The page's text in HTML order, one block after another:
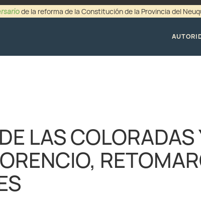
de la reforma de la Constitución de la Provincia del
LAS COLORADAS